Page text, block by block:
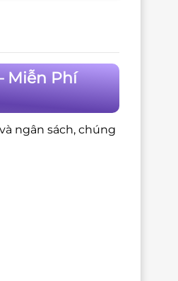
Miễn Phí
ngân sách, chúng